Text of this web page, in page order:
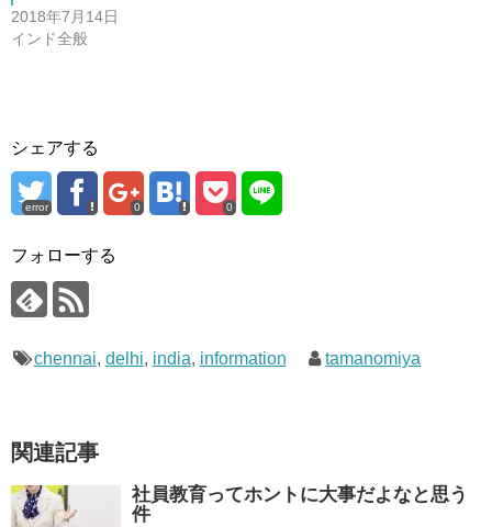
2018年7月14日
インド全般
シェアする
error 0 0
フォローする
chennai, delhi, india, information tamanomiya
関連記事
社員教育ってホントに大事だよなと思う
件